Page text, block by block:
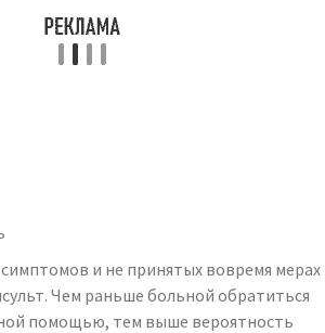
и не принятых вовремя мерах
Чем раньше больной обратиться
помощью, тем выше вероятность